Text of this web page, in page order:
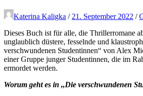
Katerina Kaligka / 21. September 2022 /
Dieses Buch ist für alle, die Thrillerromane
unglaublich düstere, fesselnde und
verschwundenen Studentinnen“ von Alex
einer Gruppe junger Studentinnen, die im
ermordet werden.
Worum geht es in ,,Die verschwundenen